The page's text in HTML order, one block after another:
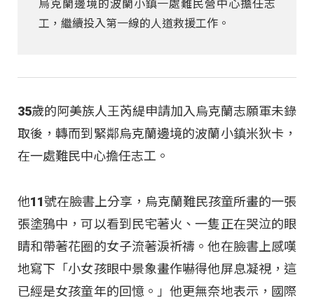
烏克蘭邊境的波蘭小鎮一處難民營中心擔任志
工，繼續投入第一線的人道救援工作。
35歲的阿美族人王芮緹申請加入烏克蘭志願軍未錄
取後，轉而到緊鄰烏克蘭邊境的波蘭小鎮米狄卡，
在一處難民中心擔任志工。
他11號在臉書上分享，烏克蘭難民孩童所畫的一張
張塗鴉中，可以看到民宅著火、一隻正在哭泣的眼
睛和帶著花圈的女子流著淚祈禱。他在臉書上感嘆
地寫下「小女孩眼中景象畫作嚇得他屏息凝視，這
已經是女孩童年的回憶。」他更無奈地表示，國際